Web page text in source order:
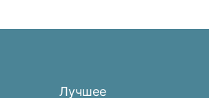
Лучшее